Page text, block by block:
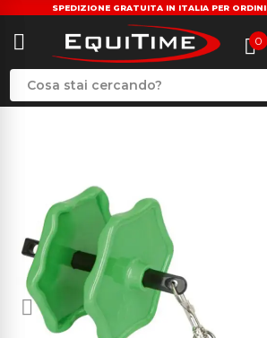
SPEDIZIONE GRATUITA IN ITALIA PER ORDINI
0